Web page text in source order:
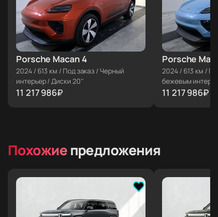
Porsche Macan 4
2024/ 613 км / Под заказ / Черный
интерьер/Диски 20''
11 217 986₽
≈ €112 515 Porsche
2024/ 613 км /
бежевым
11 217 986₽
≈ €112 515
Похожие предложения